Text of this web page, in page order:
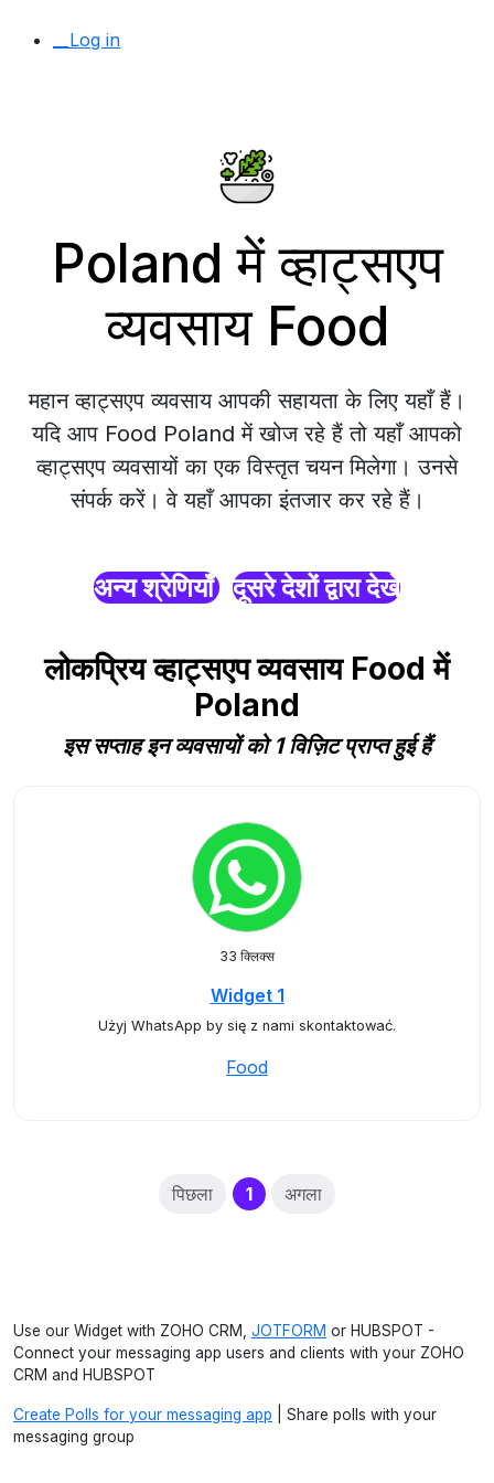
__Log in
Poland में व्हाट्सएप
व्यवसाय Food
महान व्हाट्सएप व्यवसाय आपकी सहायता के लिए यहाँ हैं।
यदि आप Food Poland में खोज रहे हैं तो यहाँ आपको
व्हाट्सएप व्यवसायों का एक विस्तृत चयन मिलेगा। उनसे
संपर्क करें। वे यहाँ आपका इंतजार कर रहे हैं।
अन्य श्रेणियाँ दूसरे देशों द्वारा देखें
लोकप्रिय व्हाट्सएप व्यवसाय Food में
Poland
इस सप्ताह इन व्यवसायों को 1 विज़िट प्राप्त हुई हैं
33 क्लिक्स
Widget 1
Użyj WhatsApp by się z nami skontaktować.
Food
पिछला 1(current)
अगला
Use our Widget with ZOHO CRM, JOTFORM or HUBSPOT -
Connect your messaging app users and clients with your ZOHO
CRM and HUBSPOT
Create Polls for your messaging app | Share polls with your
messaging group